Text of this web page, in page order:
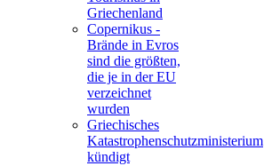
Griechenland
Copernikus -
Brände in Evros
sind die größten,
die je in der EU
verzeichnet
wurden
Griechisches
Katastrophenschutzministerium
kündigt